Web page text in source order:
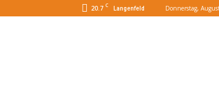
20.7 C
Langenfeld Donnerstag,